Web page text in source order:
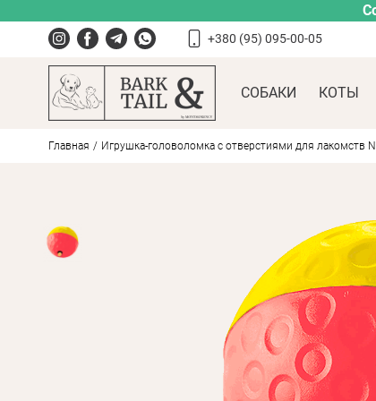
+380 (95) 095-00-05
СОБАКИ КОТЫ
Главная Игрушка-головоломка с отверстиями для лакомств